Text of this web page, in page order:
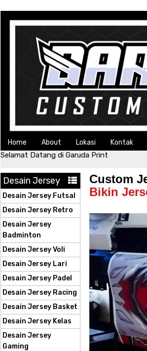
Home About Lokasi Kontak
Selamat Datang di Garuda Print
Custom
Bikin
Desain Jersey
Desain Jersey Futsal
Desain Jersey Retro
Desain Jersey
Badminton
Desain Jersey Voli
Desain Jersey Lari
Desain Jersey Padel
Desain Jersey Racing
Desain Jersey Basket
Desain Jersey Kelas
Desain Jersey
Gaming